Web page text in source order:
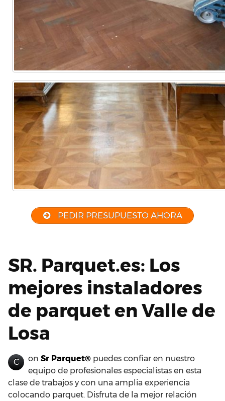
PEDIR PRESUPUESTO AHORA
SR. Parquet.es: Los
mejores instaladores
de parquet en Valle de
Losa
C on Sr Parquet® puedes confiar en nuestro
equipo de profesionales especialistas en esta
clase de trabajos y con una amplia experiencia
colocando parquet. Disfruta de la mejor relación